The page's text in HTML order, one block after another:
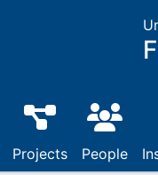
Projects People